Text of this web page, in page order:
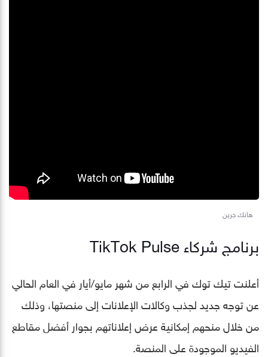
هانك جرين
برنامج شركاء TikTok Pulse
أعلنت تيك توك في الرابع من شهر مايو/أيار في العام الحالي
عن توجه جديد لجذب وكالات الإعلانات إلى منصتها، وذلك
من خلال منحهم إمكانية عرض إعلاناتهم بجوار أفضل مقاطع
الفيديو الموجودة على المنصة.